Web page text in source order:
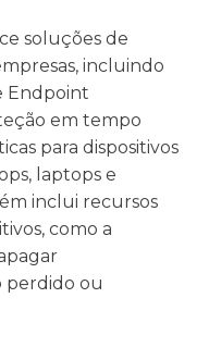
soluções de
incluindo
Endpoint
em tempo
para dispositivos
laptops e
inclui recursos
como a
perdido ou